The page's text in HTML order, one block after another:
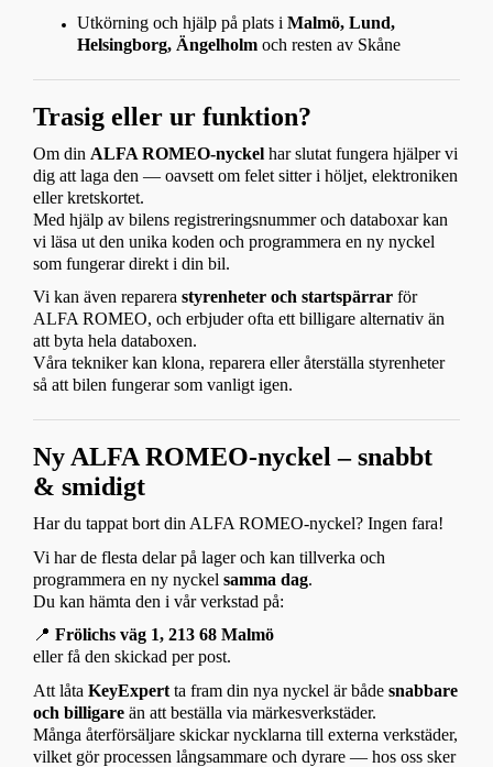
Utkörning och hjälp på plats i Malmö, Lund,
Helsingborg, Ängelholm och resten av Skåne
Trasig eller ur funktion?
Om din ALFA ROMEO-nyckel har slutat fungera hjälper vi
dig att laga den — oavsett om felet sitter i höljet, elektroniken
eller kretskortet.
Med hjälp av bilens registreringsnummer och databoxar kan
vi läsa ut den unika koden och programmera en ny nyckel
som fungerar direkt i din bil.
Vi kan även reparera styrenheter och startspärrar för
ALFA ROMEO, och erbjuder ofta ett billigare alternativ än
att byta hela databoxen.
Våra tekniker kan klona, reparera eller återställa styrenheter
så att bilen fungerar som vanligt igen.
Ny ALFA ROMEO-nyckel – snabbt
& smidigt
Har du tappat bort din ALFA ROMEO-nyckel? Ingen fara!
Vi har de flesta delar på lager och kan tillverka och
programmera en ny nyckel samma dag.
Du kan hämta den i vår verkstad på:
📍 Frölichs väg 1, 213 68 Malmö
eller få den skickad per post.
Att låta KeyExpert ta fram din nya nyckel är både snabbare
och billigare än att beställa via märkesverkstäder.
Många återförsäljare skickar nycklarna till externa verkstäder,
vilket gör processen långsammare och dyrare — hos oss sker